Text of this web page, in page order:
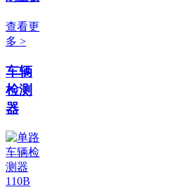
查看更
多 >
车辆
检测
器